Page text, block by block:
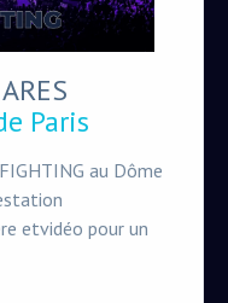
Paris
au Dôme
etvidéo pour un